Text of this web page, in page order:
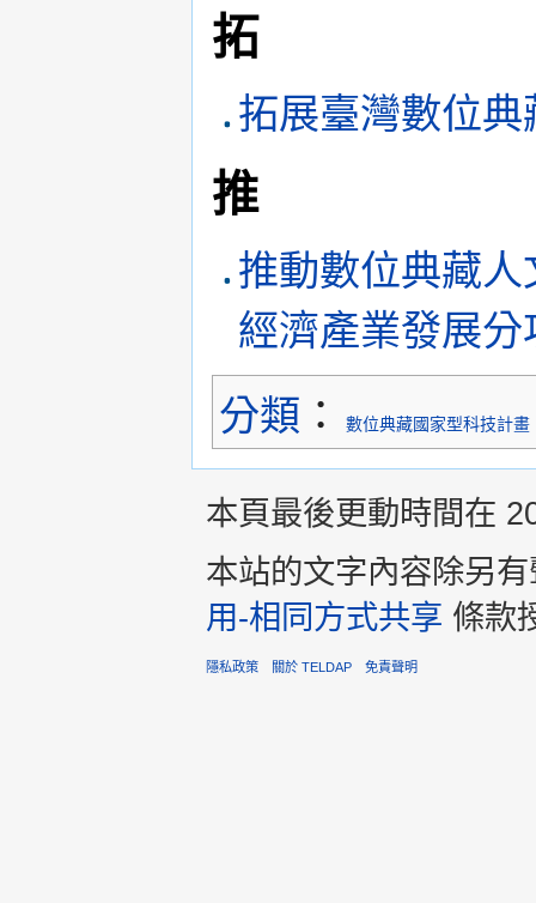
拓
拓展臺灣數位典
推
推動數位典藏人
經濟產業發展分
分類 ： 數位典藏國家型科技計畫
本頁最後更動時間在
本站的文字內容除另
用-相同方式共享 條款
隱私政策 關於 TELDAP 免責聲明